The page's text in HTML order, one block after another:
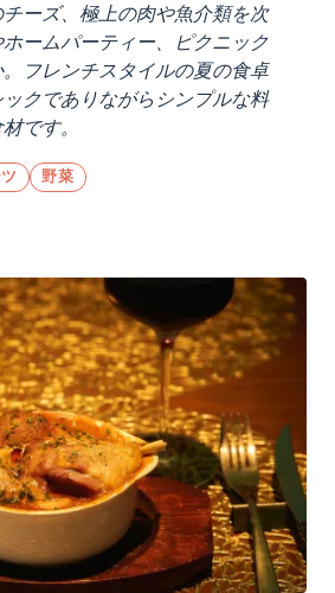
ーズ、極上の肉や魚介類を次
ームパーティー、ピクニック
フレンチスタイルの夏の食卓
クでありながらシンプルな料
です。
野菜